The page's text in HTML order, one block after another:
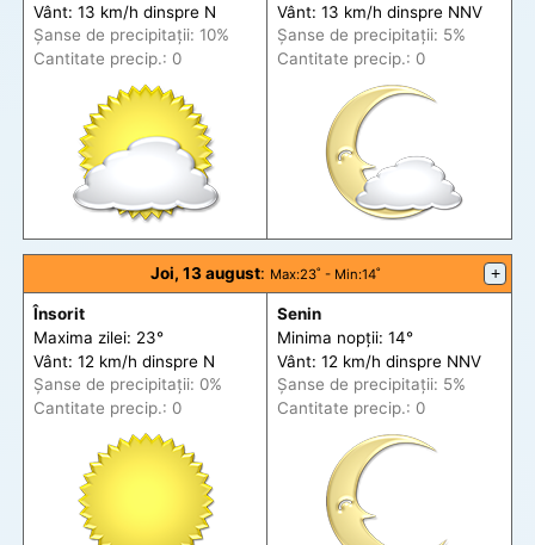
Vânt: 13 km/h dinspre N
Șanse de precipitații: 10%
Cantitate precip.: 0
Vânt: 13 km/h dinspre NNV
Șanse de precipitații: 5%
Cantitate precip.: 0
Joi, 13 august: Max:23˚ - Min:14˚ +
Însorit
Maxima zilei: 23°
Vânt: 12 km/h dinspre N
Șanse de precipitații: 0%
Cantitate precip.: 0
Senin
Minima nopții: 14°
Vânt: 12 km/h dinspre NNV
Șanse de precipitații: 5%
Cantitate precip.: 0